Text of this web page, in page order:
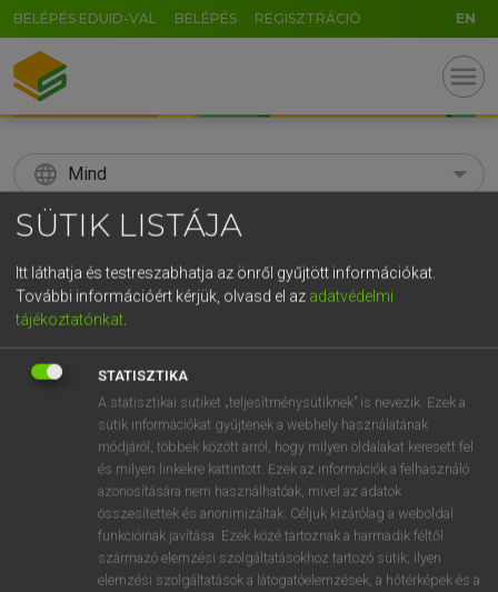
BELÉPÉS EDUID-VAL BELÉPÉS REGISZTRÁCIÓ EN
menu
language Mind
search
KERESÉS
Díjmentes angol szótár
sophomore mn/fn másodéves
⚲ sophomorekeresése szótárainkban
SÜTIK LISTÁJA
Itt láthatja és testreszabhatja az önről gyűjtött információkat.
További információért kérjük, olvasd el az adatvédelmi
tájékoztatónkat
STATISZTIKA
A statisztikai sütiket „teljesítménysütiknek” is nevezik. Ezek a
sütik információkat gyűjtenek a webhely használatának
módjáról, többek között arról, hogy milyen oldalakat keresett fel
és milyen linkekre kattintott. Ezek az információk a felhasználó
azonosítására nem használhatóak, mivel az adatok
összesítettek és anonimizáltak. Céljuk kizárólag a weboldal
funkcióinak javítása. Ezek közé tartoznak a harmadik féltől
származó elemzési szolgáltatásokhoz tartozó sütik; ilyen
elemzési szolgáltatások a látogatóelemzések, a hőtérképek és a
GR
5 6 7 8 9 ö ü ó
r t z u i o p ő ú
k l ű
n m , . AltGr